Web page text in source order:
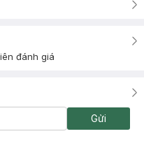
đánh giá
Gửi